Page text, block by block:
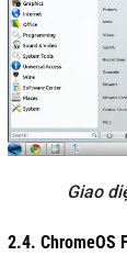
Giao
2.4. ChromeOS